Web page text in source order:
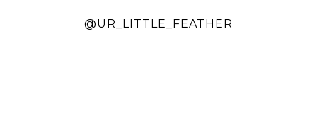
@UR_LITTLE_FEATHER